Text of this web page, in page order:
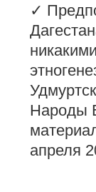
✓
Народы
апреля